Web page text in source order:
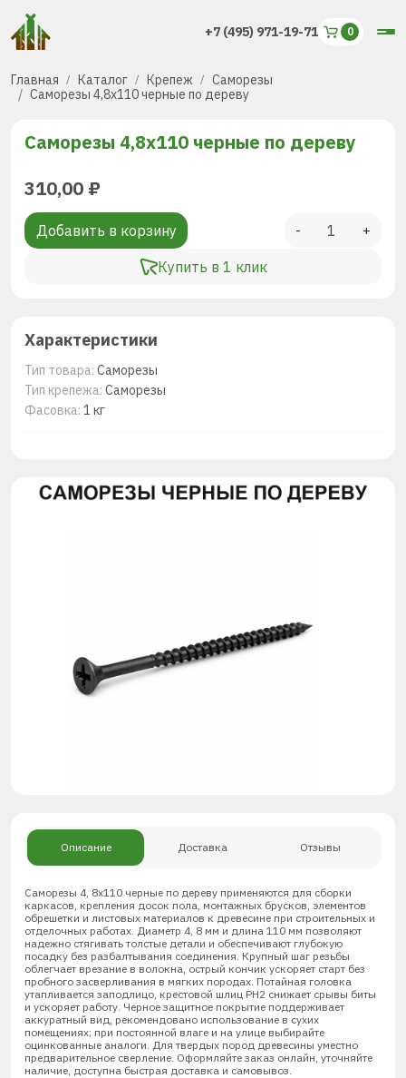
+7 (495) 971-19-71
Главная Каталог Крепеж
Саморезы
Саморезы 4,8х110 черные по дереву
Саморезы 4,8х110 черные по дереву
310,00 ₽
Добавить в корзину
Купить в 1 клик
- +
Характеристики
Тип товара: Саморезы
Тип крепежа: Саморезы
Фасовка: 1 кг
Описание Доставка Отзывы
Саморезы 4, 8х110 черные по дереву применяются для сборки
каркасов, крепления досок пола, монтажных брусков, элементов
обрешетки и листовых материалов к древесине при строительных и
отделочных работах. Диаметр 4, 8 мм и длина 110 мм позволяют
надежно стягивать толстые детали и обеспечивают глубокую
посадку без разбалтывания соединения. Крупный шаг резьбы
облегчает врезание в волокна, острый кончик ускоряет старт без
пробного засверливания в мягких породах. Потайная головка
утапливается заподлицо, крестовой шлиц PH2 снижает срывы биты
и ускоряет работу. Черное защитное покрытие поддерживает
аккуратный вид, рекомендовано использование в сухих
помещениях; при постоянной влаге и на улице выбирайте
оцинкованные аналоги. Для твердых пород древесины уместно
предварительное сверление. Оформляйте заказ онлайн, уточняйте
наличие, доступна быстрая доставка и самовывоз.